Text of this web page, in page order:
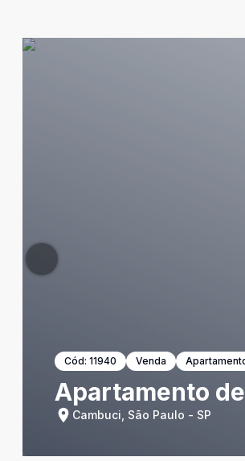
Cód: 11940 Venda
Apartamento
Cambuci, São Paulo - SP